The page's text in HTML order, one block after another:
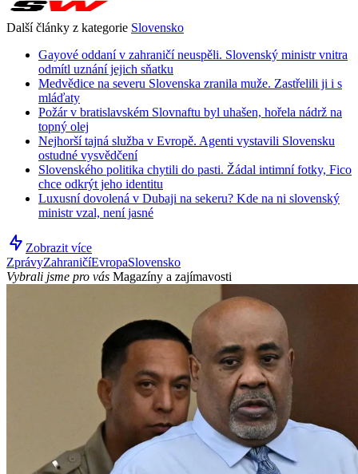
Další články z kategorie Slovensko
Gayové oddaní v zahraničí neuspěli. Slovenský ministr vnitra
odmítl uznání jejich sňatku
Medvědice na severu Slovenska zranila muže. Zastřelili ji i s
mláďaty
Požár v bratislavském Slovnaftu byl uhašen, hořela nádrž na
topný olej
Nejhorší tajná služba v Evropě. Agenti vystavili Slovensku
ostudné vysvědčení
Slovenského politika chytili do pasti. Žádal intimní fotky, Fico
chce odkrýt jeho identitu
Luxusní dovolená v Dubaji na sekeru? Kde na ni slovenský
ministr vzal, není jasné
Zobrazit více
ZprávyZahraničíEvropaSlovensko
Vybrali jsme pro vás Magazíny a zajímavosti